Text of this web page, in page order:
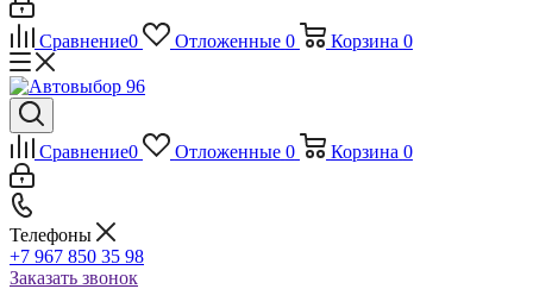
Сравнение0 Отложенные 0 Корзина 0
Сравнение0 Отложенные 0 Корзина 0
Телефоны
+7 967 850 35 98
Заказать звонок